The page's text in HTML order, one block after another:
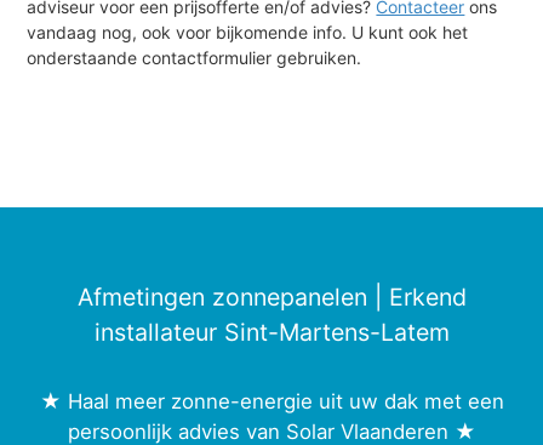
adviseur voor een prijsofferte en/of advies? Contacteer ons
vandaag nog, ook voor bijkomende info. U kunt ook het
onderstaande contactformulier gebruiken.
Afmetingen zonnepanelen | Erkend
installateur Sint-Martens-Latem
★ Haal meer zonne-energie uit uw dak met een
persoonlijk advies van Solar Vlaanderen ★